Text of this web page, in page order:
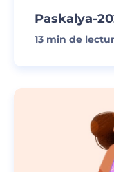
Paskalya-
13 min de